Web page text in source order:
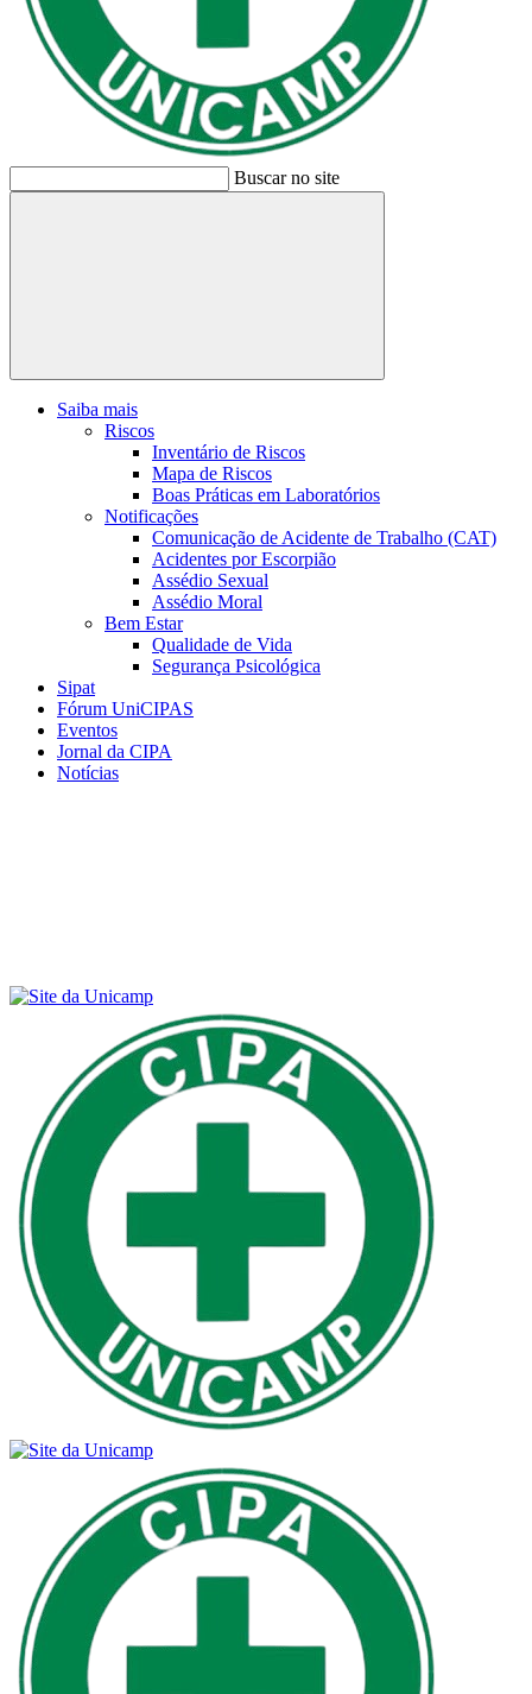
Buscar no site
Buscar
Saiba mais
Riscos
Inventário de Riscos
Mapa de Riscos
Boas Práticas em Laboratórios
Notificações
Comunicação de Acidente de Trabalho (CAT)
Acidentes por Escorpião
Assédio Sexual
Assédio Moral
Bem Estar
Qualidade de Vida
Segurança Psicológica
Sipat
Fórum UniCIPAS
Eventos
Jornal da CIPA
Notícias